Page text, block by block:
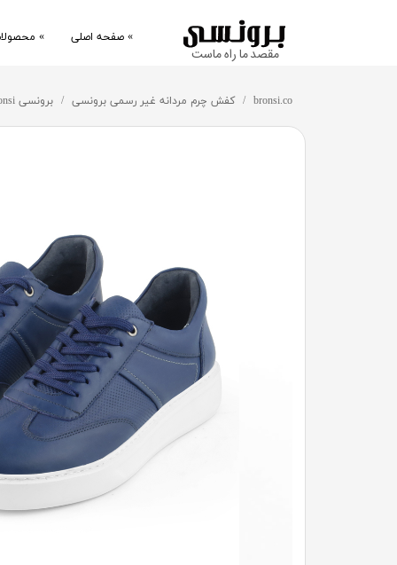
» صفحه اصلی »
​مقصد ما راه ماست
bronsi.co کفش چرم مردانه غیر رسمی برونسی برونسی bronsi کد ۱۲۲۳ کفش چرم طبیعی غیر رسمی مردانه